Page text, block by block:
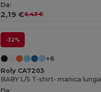
Da:
2,19 €6,43 €
-32%
+6
Roly CA7203
BABY L/S T-shirt- manica lunga